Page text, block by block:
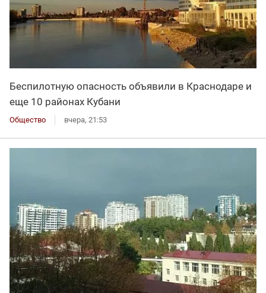
Беспилотную опасность объявили в Краснодаре и
еще 10 районах Кубани
Общество вчера, 21:53